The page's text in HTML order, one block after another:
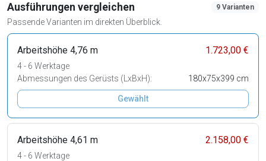
Ausführungen vergleichen
Passende Varianten im direkten Überblick.
9 Varianten
Arbeitshöhe 4,76 m 1.723,00 €
4 - 6 Werktage
Abmessungen des Gerüsts (LxBxH):
180x75x399 cm
Gewählt
Arbeitshöhe 4,61 m 2.158,00 €
4 - 6 Werktage